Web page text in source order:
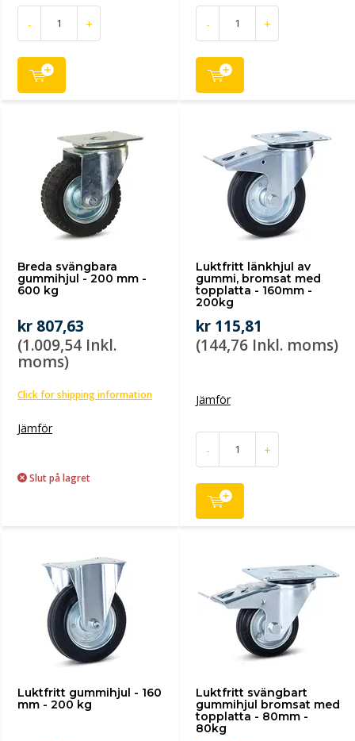
- + - +
Breda svängbara
gummihjul - 200 mm -
600 kg
kr 807,63
(1.009,54 Inkl.
moms)
Click for shipping information
Jämför
Slut på lagret
Luktfritt länkhjul av
gummi, bromsat med
topplatta - 160mm -
200kg
kr 115,81
(144,76 Inkl. moms)
Jämför
- +
Luktfritt gummihjul - 160
mm - 200 kg
Luktfritt svängbart
gummihjul bromsat med
topplatta - 80mm -
80kg